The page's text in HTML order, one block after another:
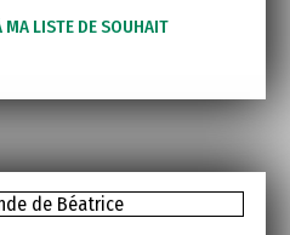
MA LISTE DE SOUHAIT